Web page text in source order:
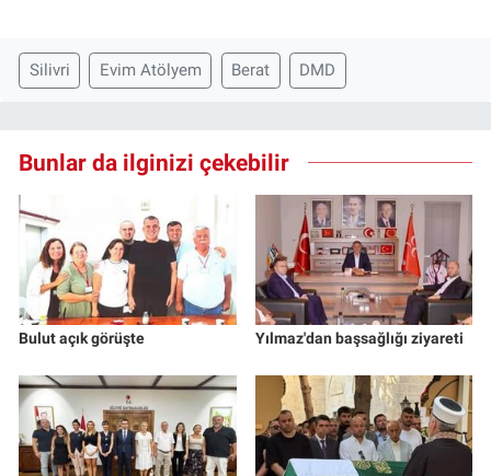
Silivri Evim Atölyem Berat DMD
Bunlar da ilginizi çekebilir
Bulut açık görüşte Yılmaz'dan başsağlığı ziyareti